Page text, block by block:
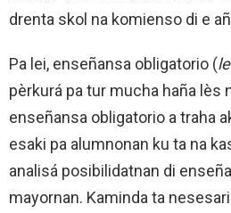
drenta skol na komienso di e
Pa lei, enseñansa obligatorio (
pèrkurá pa tur mucha haña lès
enseñansa obligatorio a traha
esaki pa alumnonan ku ta na
analisá posibilidatnan di
mayornan. Kaminda ta